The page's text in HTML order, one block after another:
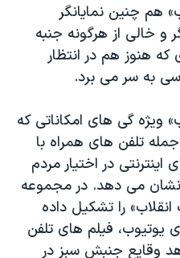
هم چنین نمایانگر
خالی از هرگونه جنبه
هنوز هم در انتظار
به سر می برد.
ویژه گی های امکاناتی که
تلفن های همراه با
در اختیار مردم
نشان می دهد. در مجموعه
را تشکیل داده
یوتیوب، فیلم های تلفن
وقایع جنبش سبز در